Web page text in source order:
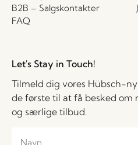
B2B – Salgskontakter
FAQ
Let's Stay in Touch!
Tilmeld dig vores Hübsch-
de første til at få besked om
og særlige tilbud.